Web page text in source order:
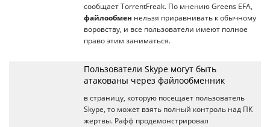
сообщает TorrentFreak. По мнению Greens EFA,
файлообмен нельзя приравнивать к обычному
воровству, и все пользователи имеют полное
право этим заниматься.
Пользователи Skype могут быть
атакованы через файлообменник
в страницу, которую посещает пользователь
Skype, то может взять полный контроль над ПК
жертвы. Рафф продемонстрировал